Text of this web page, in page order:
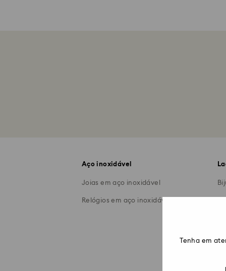
Aço inoxidável
Joias em aço inoxidável
Relógios em aço inoxidável
Tenha em